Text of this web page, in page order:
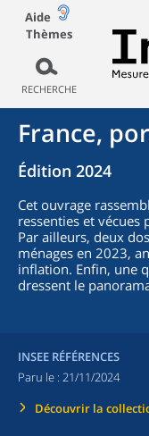
Aide
Thèmes
RECHERCHE
France,
Édition 2024
Cet ouvrage
ressenties et vécues
Par ailleurs, deux
ménages en 2023,
inflation. Enfin, une
dressent le
INSEE RÉFÉRENCES
Paru le : 21/11/2024
Découvrir la